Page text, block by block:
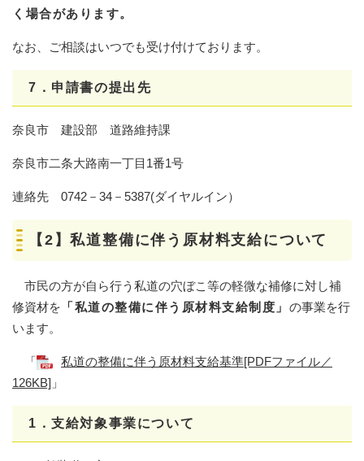
く場合があります。
なお、ご相談はいつでも受け付けております。
7．申請書の提出先
奈良市 建設部 道路維持課
奈良市二条大路南一丁目1番1号
連絡先 0742－34－5387(ダイヤルイン）
【2】私道整備に伴う原材料支給について
市民の方が自ら行う私道の穴ぼこ等の軽微な補修に対し補
修資材を 「私道の整備に伴う原材料支給制度」 の事業を行
います。
「
私道の整備に伴う原材料支給基準[PDFファイル／
126KB] 」
1．支給対象事業について